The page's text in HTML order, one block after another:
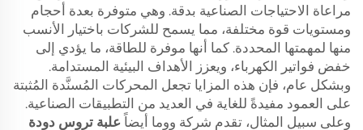
مراعاة الاحتياجات الصناعية بدقة. وهي متوفرة بعدة أحجام
ومستويات قوة مختلفة، مما يسمح للشركات باختيار الأنسب
منها لمهمتها المحددة. كما أنها موفرة للطاقة، ما يؤدي إلى
خفض فواتير الكهرباء، ويعزز الأهداف البيئية المستدامة.
وبشكل عام، فإن هذه المزايا تجعل المحركات المُسنَّدة المُثبتة
على العمود مفيدةً للغاية في العديد من التطبيقات الصناعية.
وعلى سبيل المثال، تقدم شركة ووما أيضاً علبة تروس دودة